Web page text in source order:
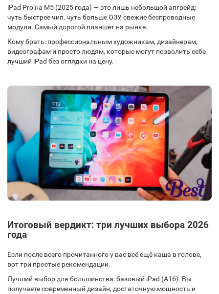
iPad Pro на M5 (2025 года) — это лишь небольшой апгрейд:
чуть быстрее чип, чуть больше ОЗУ, свежие беспроводные
модули. Самый дорогой планшет на рынке.
Кому брать: профессиональным художникам, дизайнерам,
видеографам и просто людям, которые могут позволить себе
лучший iPad без оглядки на цену.
Итоговый вердикт: три лучших выбора 2026
года
Если после всего прочитанного у вас всё ещё каша в голове,
вот три простые рекомендации.
Лучший выбор для большинства: базовый iPad (A16). Вы
получаете современный дизайн, достаточную мощность и